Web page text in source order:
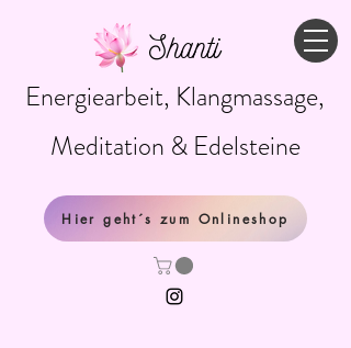
Shanti
Energiearbeit, Klangmassage,
Meditation & Edelsteine
Hier geht´s zum Onlineshop